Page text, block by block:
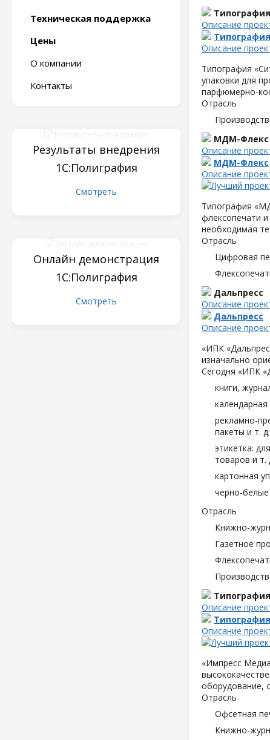
Техническая поддержка
Цены
О компании
Контакты
Результаты внедрения
1С:Полиграфия
Смотреть
Онлайн демонстрация
1С:Полиграфия
Смотреть
Описание
Описание
Типография
упаковки для
парфюмерно-
Отрасль
МДМ-Флекс
Описание
МДМ-Флекс
Описание
Типография
флексопечати
необходимая
Отрасль
Цифровая
Дальпресс
Описание
Дальпресс
Описание
«ИПК
изначально
Сегодня «ИПК
книги,
рекламно-
пакеты и т. д;
этикетка:
товаров и т.
картонная
черно-
Отрасль
Книжно-
Газетное
Описание
Описание
«Импресс
оборудование,
Отрасль
Офсетная
Книжно-